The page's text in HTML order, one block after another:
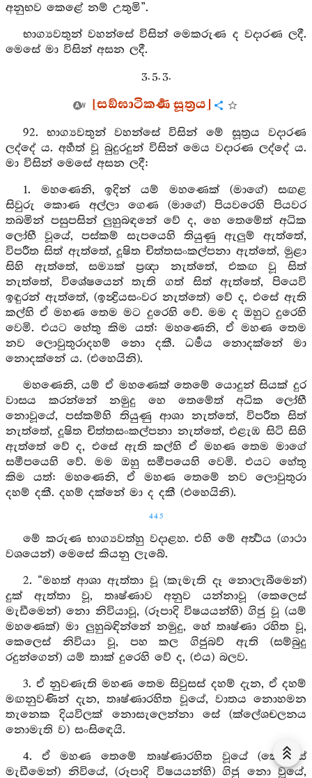
අනුභව කෙළේ නම් උතුමි”.
භාග්‍යවතුන් වහන්සේ විසින් මෙකරුණ ද වදාරණ ලදී.
මෙසේ මා විසින් අසන ලදී.
3. 5. 3.
[සඞ්ඝාටිකර්‍ණ සූත්‍රය]
92. භාග්‍යවතුන් වහන්සේ විසින් මේ සූත්‍රය වදාරණ
ලද්දේ ය. අර්‍හත් වූ බුදුරදුන් විසින් මෙය වදාරණ ලද්දේ ය.
මා විසින් මෙසේ අසන ලදී:
1. මහණෙනි, ඉදින් යම් මහණෙක් (මාගේ) සඟළ
සිවුරු කොණ අල්ලා ගෙණ (මාගේ) පියවරෙහි පියවර
තබමින් පසුපසින් ලුහුබඳනේ වේ ද, හෙ තෙමේත් අධික
ලෝභී වූයේ, පස්කම් සැපයෙහි තියුණු ඇලුම් ඇත්තේ,
විපරීත සිත් ඇත්තේ, දූෂිත චිත්තසංකල්පනා ඇත්තේ, මුළා
සිහි ඇත්තේ, සම්‍යක් ප්‍රඥා නැත්තේ, එකඟ වූ සිත්
නැත්තේ, විශේෂයෙන් තැති ගත් සිත් ඇත්තේ, පියෙවි
ඉඳුරන් ඇත්තේ, (ඉන්‍ද්‍රියසංවර නැත්තේ) වේ ද, එසේ ඇති
කල්හි ඒ මහණ තෙම මට දුරෙහි වේ. මම ද ඔහුට දුරෙහි
වෙමි. එයට හේතු කිම යත්: මහණෙනි, ඒ මහණ තෙම
නව ලොවුතුරාදහම් නො දකී. ධර්‍මය නොදක්නේ මා
නොදක්නේ ය. (එහෙයිනි).
මහණෙනි, යම් ඒ මහණෙක් තෙමේ යොදුන් සියක් දුර
වාසය කරන්නේ නමුදු හෙ තෙමේත් අධික ලෝභී
නොවූයේ, පස්කම්හි තියුණු ආශා නැත්තේ, විපරීත සිත්
නැත්තේ, දූෂිත චිත්තසංකල්පනා නැත්තේ, එළැඹ සිටි සිහි
ඇත්තේ වේ ද, එසේ ඇති කල්හි ඒ මහණ තෙම මාගේ
සමීපයෙහි වේ. මම ඔහු සමීපයෙහි වෙමි. එයට හේතු
කිම යත්: මහණෙනි, ඒ මහණ තෙමේ නව ලොවුතුරා
දහම් දකී. දහම් දක්නේ මා ද දකී (එහෙයිනි).
445
මේ කරුණ භාග්‍යවත්හු වදාළහ. එහි මේ අර්‍ත්‍ථය (ගාථා
වශයෙන්) මෙසේ කියනු ලැබේ.
2. “මහත් ආශා ඇත්තා වූ (කැමැති දෑ නොලැබීමෙන්)
දුක් ඇත්තා වූ, තෘෂ්ණාව අනුව යන්නාවූ (කෙලෙස්
මැඩීමෙන්) නො නිවියාවූ, (රූපාදි විෂයයන්හි) ගිජු වූ (යම්
මහණෙක්) මා ලුහුබඳින්නේ නමුදු, හේ තෘෂ්ණා රහිත වූ,
කෙලෙස් නිවියා වූ, පහ කල ගිජුබව් ඇති (සම්බුදු
රදුන්ගෙන්) යම් තාක් දුරෙහි වේ ද, (එය) බලව.
3. ඒ නුවණැති මහණ තෙම සිවුසස් දහම් දැන, ඒ දහම්
මඟනුවණින් දැන, තෘෂ්ණාරහිත වූයේ, වාතය නොහමන
තැනෙක දියවිලක් නොසැලෙන්නා සේ (ක්ලේශචලනය
නොමැති ව) සංසිඳෙයි.
4. ඒ මහණ තෙමේ තෘෂ්ණාරහිත වූයේ (කෙලෙස්
මැඩීමෙන්) නිවියේ, (රූපාදි විෂයයන්හි) ගිජු නො වූයේ,